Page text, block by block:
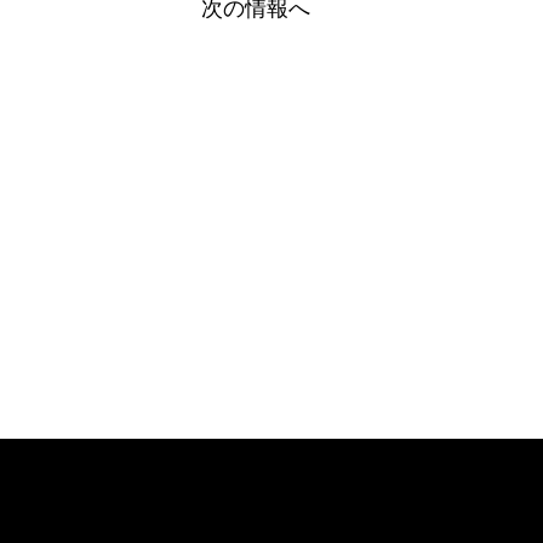
次の情報へ